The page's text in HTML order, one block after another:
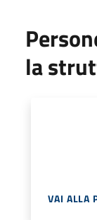
la
VAI ALLA